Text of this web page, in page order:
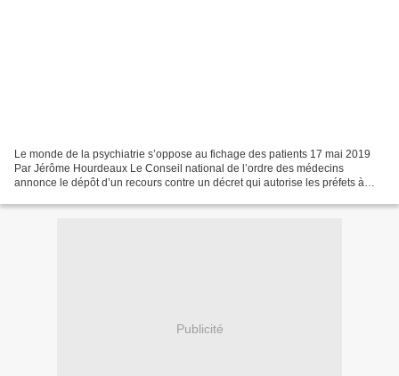
Le monde de la psychiatrie s’oppose au fichage des patients 17 mai 2019
Par Jérôme Hourdeaux Le Conseil national de l’ordre des médecins
annonce le dépôt d’un recours contre un décret qui autorise les préfets à
Publicité